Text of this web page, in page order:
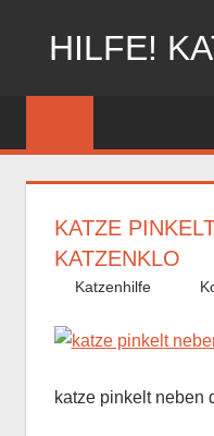
HILFE!
KATZE
KATZENKLO
Katzenhilfe
katze pinkelt neben